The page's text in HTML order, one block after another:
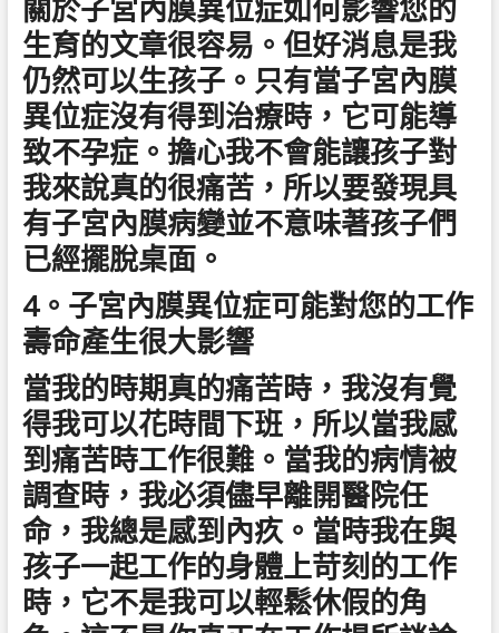
關於子宮內膜異位症如何影響您的
生育的文章很容易。但好消息是我
仍然可以生孩子。只有當子宮內膜
異位症沒有得到治療時，它可能導
致不孕症。擔心我不會能讓孩子對
我來說真的很痛苦，所以要發現具
有子宮內膜病變並不意味著孩子們
已經擺脫桌面。
4。子宮內膜異位症可能對您的工作
壽命產生很大影響
當我的時期真的痛苦時，我沒有覺
得我可以花時間下班，所以當我感
到痛苦時工作很難。當我的病情被
調查時，我必須儘早離開醫院任
命，我總是感到內疚。當時我在與
孩子一起工作的身體上苛刻的工作
時，它不是我可以輕鬆休假的角